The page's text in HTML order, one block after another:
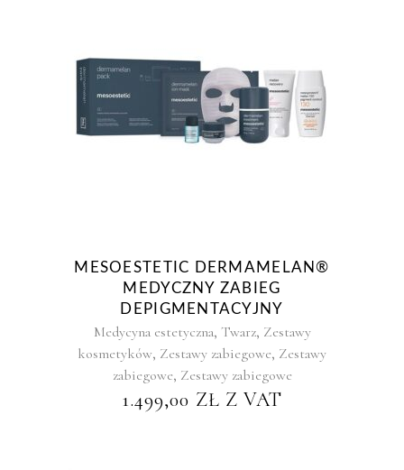
MESOESTETIC DERMAMELAN®
MEDYCZNY ZABIEG
DEPIGMENTACYJNY
Medycyna estetyczna, Twarz, Zestawy
kosmetyków, Zestawy zabiegowe, Zestawy
zabiegowe, Zestawy zabiegowe
1.499,00 ZŁ Z VAT